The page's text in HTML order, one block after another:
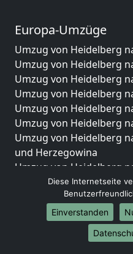
Europa-Umzüge
Umzug von Heidelberg
Umzug von Heidelberg
Umzug von Heidelberg
Umzug von Heidelberg
Umzug von Heidelberg
Umzug von Heidelberg
Umzug von Heidelberg
und Herzegowina
Umzug von Heidelberg
Umzug von Heidelberg
Umzug von Heidelberg
Umzug von Heidelberg
Umzug von Heidelberg
Umzug von Heidelberg
Diese Internetseite
Einverstanden